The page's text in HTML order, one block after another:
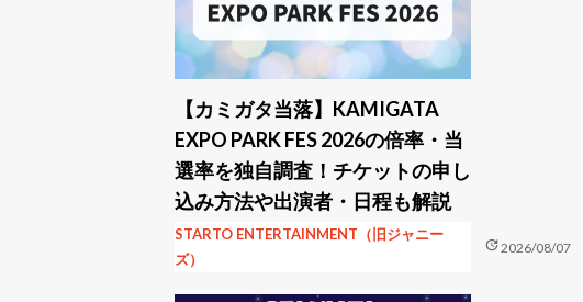
【カミガタ当落】KAMIGATA
EXPO PARK FES 2026の倍率・当
選率を独自調査！チケットの申し
込み方法や出演者・日程も解説
STARTO ENTERTAINMENT（旧ジャニー
ズ）
update2026/08/07